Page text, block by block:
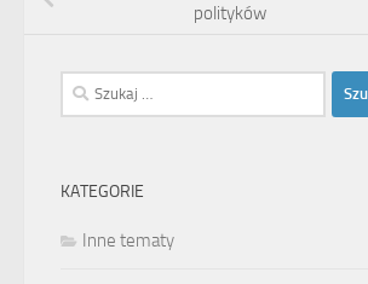
polityków
Szukaj:
KATEGORIE
Inne tematy